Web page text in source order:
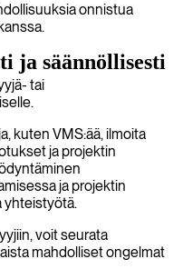
onnistua
ja säännöllisesti
tai
kuten VMS:ää, ilmoita
ja projektin
ja projektin
yhteistyötä.
voit seurata
mahdolliset ongelmat